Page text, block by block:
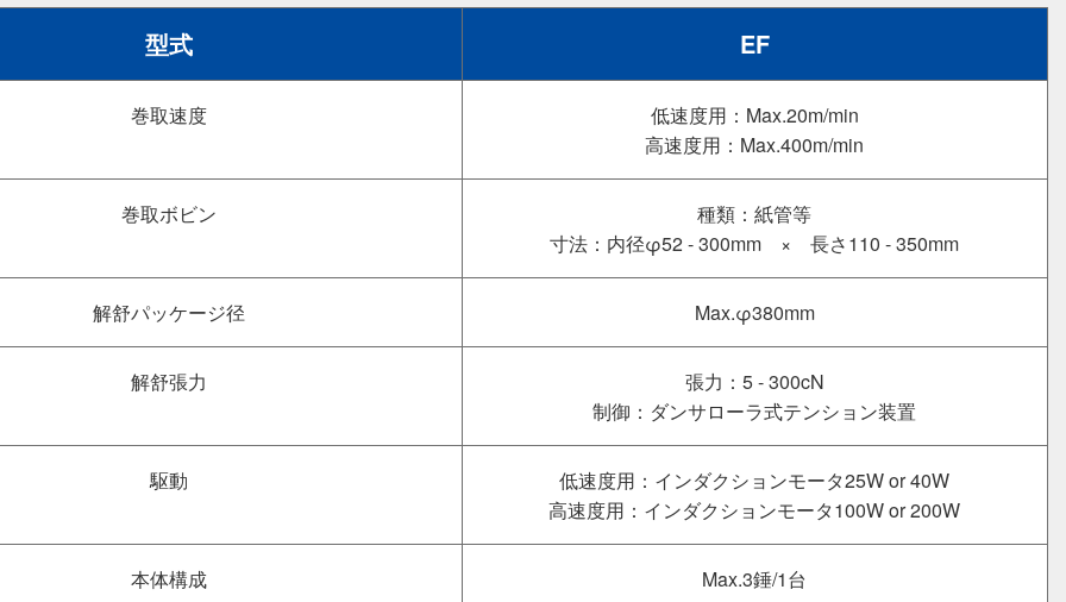
型式 EF
巻取速度
低速度用：Max.20m/min
高速度用：Max.400m/min
巻取ボビン
種類：紙管等
寸法：内径φ52 - 300mm × 長さ110 - 350mm
解舒パッケージ径 Max.φ380mm
解舒張力
張力：5 - 300cN
制御：ダンサローラ式テンション装置
駆動
低速度用：インダクションモータ25W or 40W
高速度用：インダクションモータ100W or 200W
本体構成 Max.3錘/1台